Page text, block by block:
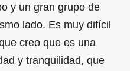
y un gran grupo de
lado. Es muy difícil
creo que es una
y tranquilidad, que